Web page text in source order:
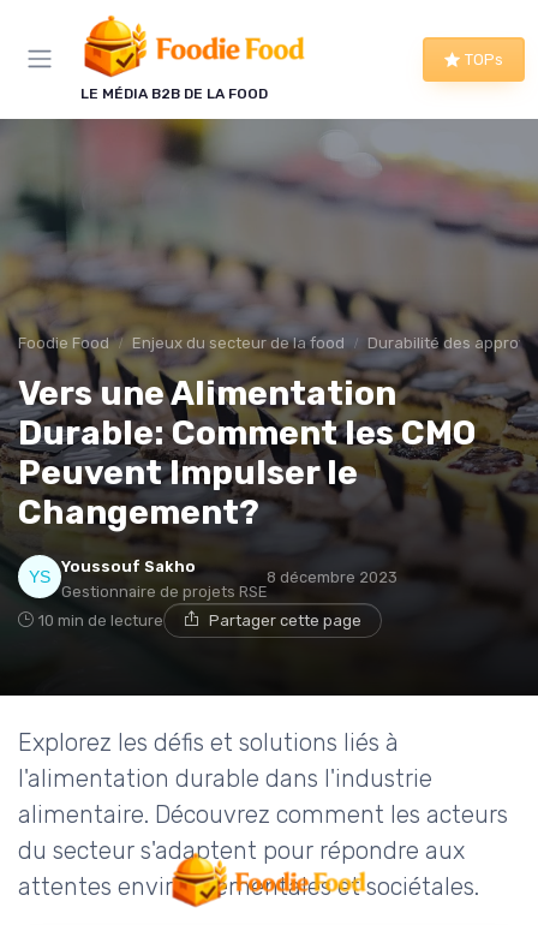
LE MÉDIA B2B DE LA FOOD
TOPs
Foodie Food Enjeux du secteur de la food Durabilité des
Vers une Alimentation
Durable: Comment les CMO
Peuvent Impulser le
Changement?
Youssouf Sakho
Gestionnaire de projets RSE
8 décembre 2023
10 min de lecture Partager cette page
Explorez les défis et solutions liés à
l'alimentation durable dans l'industrie
alimentaire. Découvrez comment les acteurs
du secteur s'adaptent pour répondre aux
attentes environnementales et sociétales.
Panneau de gestion des cookies